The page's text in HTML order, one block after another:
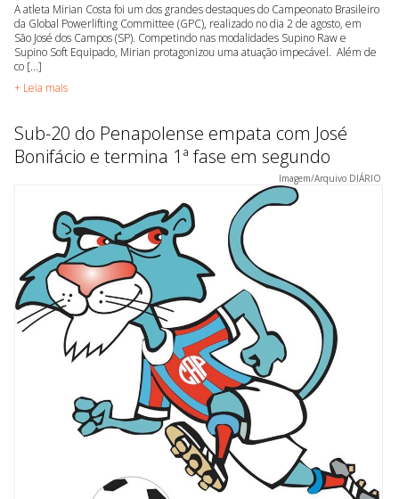
A atleta Mirian Costa foi um dos grandes destaques do Campeonato Brasileiro
da Global Powerlifting Committee (GPC), realizado no dia 2 de agosto, em
São José dos Campos (SP). Competindo nas modalidades Supino Raw e
Supino Soft Equipado, Mirian protagonizou uma atuação impecável. Além de
co [...]
+ Leia mais
Sub-20 do Penapolense empata com José
Bonifácio e termina 1ª fase em segundo
Imagem/Arquivo DIÁRIO